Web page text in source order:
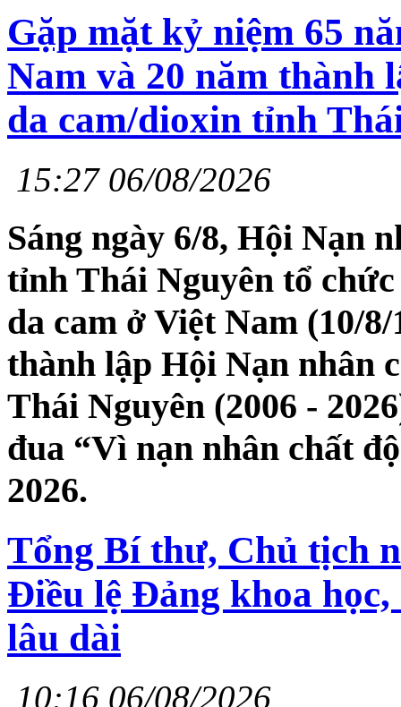
Gặp mặt kỷ niệm 65
Nam và 20 năm thành
da cam/dioxin tỉnh
15:27 06/08/2026
Sáng ngày 6/8, Hội Nạn
tỉnh Thái Nguyên tổ
da cam ở Việt Nam (10/
thành lập Hội Nạn nhân
Thái Nguyên (2006 -
đua “Vì nạn nhân chất
2026.
Tổng Bí thư, Chủ tịch
Điều lệ Đảng khoa học,
lâu dài
10:16 06/08/2026